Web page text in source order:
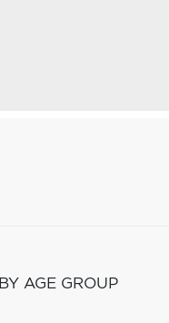
AGE GROUP